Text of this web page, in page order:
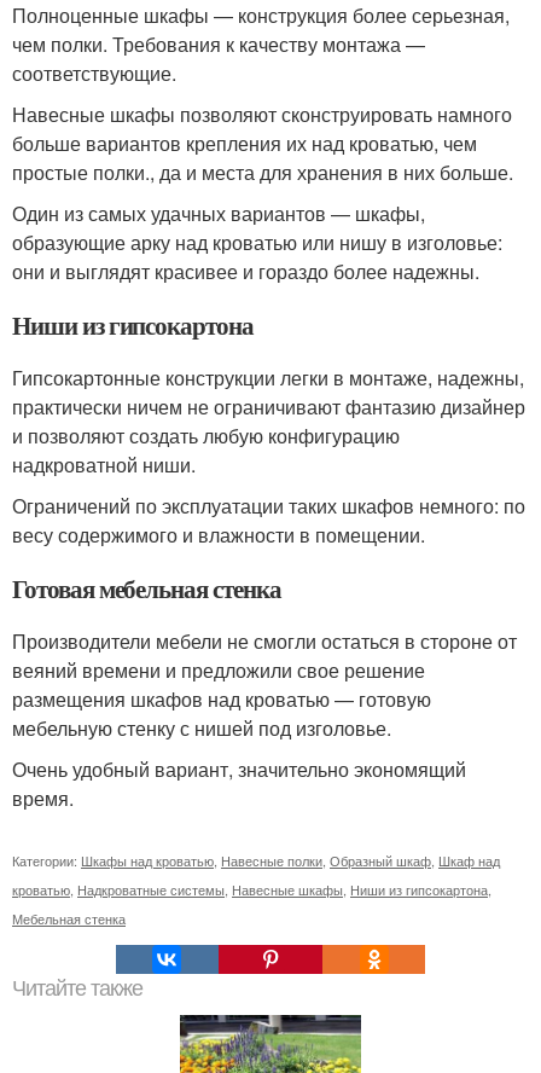
Полноценные шкафы — конструкция более серьезная,
чем полки. Требования к качеству монтажа —
соответствующие.
Навесные шкафы позволяют сконструировать намного
больше вариантов крепления их над кроватью, чем
простые полки., да и места для хранения в них больше.
Один из самых удачных вариантов — шкафы,
образующие арку над кроватью или нишу в изголовье:
они и выглядят красивее и гораздо более надежны.
Ниши из гипсокартона
Гипсокартонные конструкции легки в монтаже, надежны,
практически ничем не ограничивают фантазию дизайнер
и позволяют создать любую конфигурацию
надкроватной ниши.
Ограничений по эксплуатации таких шкафов немного: по
весу содержимого и влажности в помещении.
Готовая мебельная стенка
Производители мебели не смогли остаться в стороне от
веяний времени и предложили свое решение
размещения шкафов над кроватью — готовую
мебельную стенку с нишей под изголовье.
Очень удобный вариант, значительно экономящий
время.
Категории: Шкафы над кроватью Навесные полки Образный шкаф Шкаф над
кроватью Надкроватные системы Навесные шкафы Ниши из гипсокартона
Мебельная стенка
Читайте также